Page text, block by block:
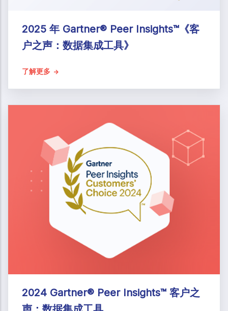
2025 年 Gartner® Peer Insights™《客
户之声：数据集成工具》
了解更多
2024 Gartner® Peer Insights™ 客户之